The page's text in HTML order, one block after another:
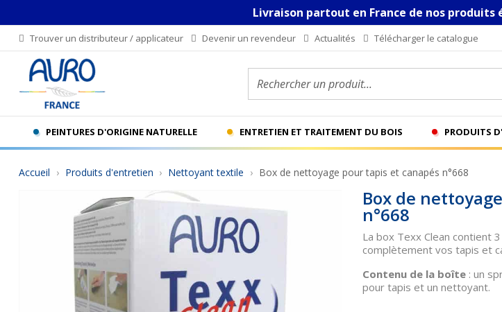
Livraison partout en France de nos produits
Trouver un distributeur / applicateur Devenir un revendeur Actualités Télécharger le catalogue
Rechercher un produit...
PEINTURES D'ORIGINE NATURELLE ENTRETIEN ET TRAITEMENT DU BOIS PRODUITS
Accueil Produits d'entretien Nettoyant textile Box de nettoyage pour tapis et canapés n°668
Box de
n°668
La box Texx Clean
complètement vos tapis et
Contenu de la boîte : un
pour tapis et un nettoyant.